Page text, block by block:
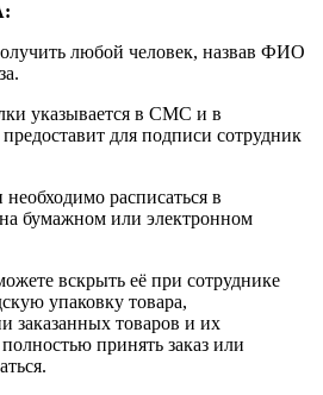
:
любой человек, назвав ФИО
указывается в СМС и в
для подписи сотрудник
расписаться в
бумажном или электронном
вскрыть её при сотруднике
упаковку товара,
заказанных товаров и их
принять заказ или